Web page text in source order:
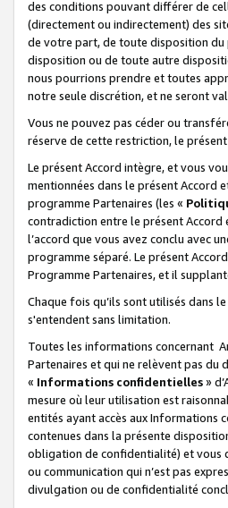
des conditions pouvant différer de
(directement ou indirectement) des
de votre part, de toute disposition du
disposition ou de toute autre
nous pourrions prendre et toutes
notre seule discrétion, et ne seront
Vous ne pouvez pas céder ou
réserve de cette restriction, le
Le présent Accord intègre, et vous
mentionnées dans le présent Accord
programme Partenaires (les «
contradiction entre le présent Accord
l’accord que vous avez conclu avec
programme séparé. Le présent
Programme Partenaires, et il
Chaque fois qu’ils sont utilisés dans
s'entendent sans limitation.
Toutes les informations concernant
Partenaires et qui ne relèvent pas du
« Informations confidentielles»
mesure où leur utilisation est
entités ayant accès aux Informations
contenues dans la présente
obligation de confidentialité) et vous
ou communication qui n’est pas
divulgation ou de confidentialité